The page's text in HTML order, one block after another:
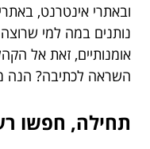
ובאתרי אינטרנט,
נותנים במה למי שרוצה
אומנותיים, זאת אל
השראה לכתיבה? הנה
תחילה, חפשו